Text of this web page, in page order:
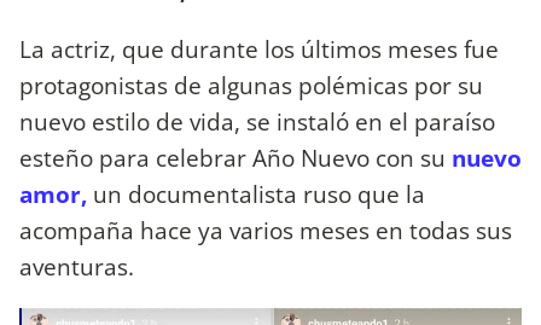
La actriz, que durante los últimos meses fue
protagonistas de algunas polémicas por su
nuevo estilo de vida, se instaló en el paraíso
esteño para celebrar Año Nuevo con su nuevo
amor, un documentalista ruso que la
acompaña hace ya varios meses en todas sus
aventuras.